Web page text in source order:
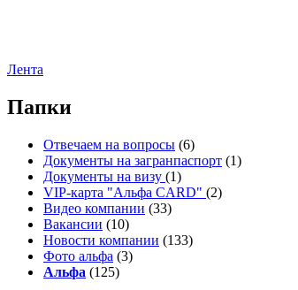
Лента
Папки
Отвечаем на вопросы (6)
Документы на загранпаспорт (1)
Документы на визу (1)
VIP-карта "Альфа CARD" (2)
Видео компании (33)
Вакансии (10)
Новости компании (133)
Фото альфа (3)
Альфа (125)